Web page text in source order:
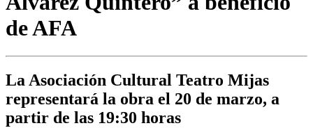
de AFA
La Asociación Cultural Teatro Mijas
representará la obra el 20 de marzo, a
partir de las 19:30 horas